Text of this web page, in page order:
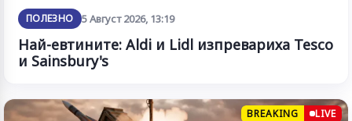
ПОЛЕЗНО 5 Август 2026, 13:19
Най-евтините: Aldi и Lidl изпревариха Tesco
и Sainsbury's
BREAKING LIVE